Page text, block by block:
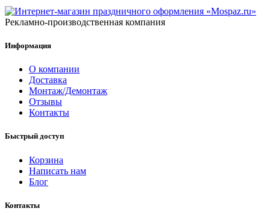
Рекламно-производственная компания
Информация
О компании
Доставка
Монтаж/Демонтаж
Отзывы
Контакты
Быстрый доступ
Корзина
Написать нам
Блог
Контакты